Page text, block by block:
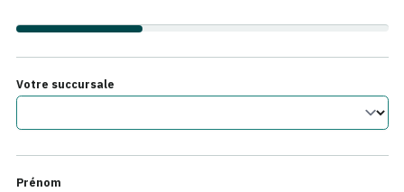
Votre succursale
Prénom